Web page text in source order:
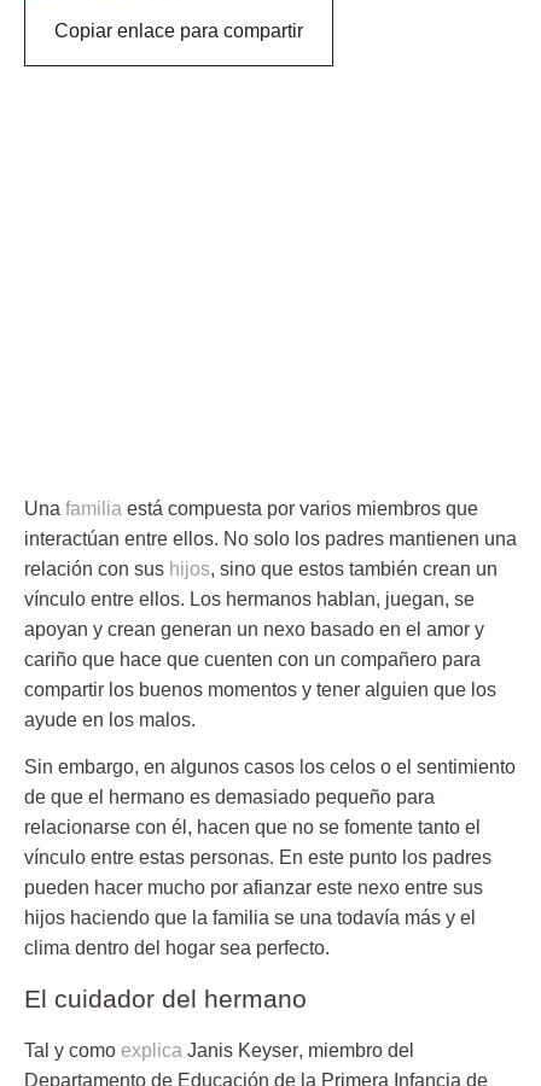
Copiar enlace para compartir
Una familia está compuesta por varios miembros que
interactúan entre ellos. No solo los padres mantienen una
relación con sus hijos, sino que estos también crean un
vínculo entre ellos. Los hermanos hablan, juegan, se
apoyan y crean generan un nexo basado en el amor y
cariño que hace que cuenten con un compañero para
compartir los buenos momentos y tener alguien que los
ayude en los malos.
Sin embargo, en algunos casos los celos o el sentimiento
de que el hermano es demasiado pequeño para
relacionarse con él, hacen que no se fomente tanto el
vínculo entre estas personas. En este punto los padres
pueden hacer mucho por afianzar este nexo entre sus
hijos haciendo que la familia se una todavía más y el
clima dentro del hogar sea perfecto.
El cuidador del hermano
Tal y como explica Janis Keyser, miembro del
Departamento de Educación de la Primera Infancia de